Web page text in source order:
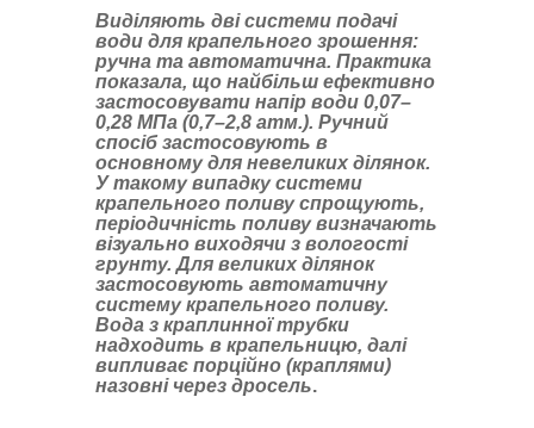
Виділяють дві системи подачі
води для крапельного зрошення:
ручна та автоматична. Практика
показала, що найбільш ефективно
застосовувати напір води 0,07–
0,28 МПа (0,7–2,8 атм.). Ручний
спосіб застосовують в
основному для невеликих ділянок.
У такому випадку системи
крапельного поливу спрощують,
періодичність поливу визначають
візуально виходячи з вологості
грунту. Для великих ділянок
застосовують автоматичну
систему крапельного поливу.
Вода з краплинної трубки
надходить в крапельницю, далі
випливає порційно (краплями)
назовні через дросель.